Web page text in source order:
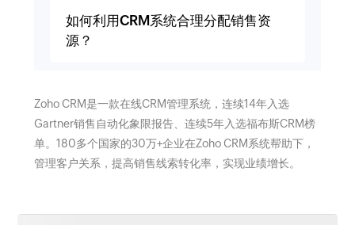
如何利用CRM系统合理分配销售资
源？
Zoho CRM是一款在线CRM管理系统，连续14年入选
Gartner销售自动化象限报告、连续5年入选福布斯CRM榜
单。180多个国家的30万+企业在Zoho CRM系统帮助下，
管理客户关系，提高销售线索转化率，实现业绩增长。